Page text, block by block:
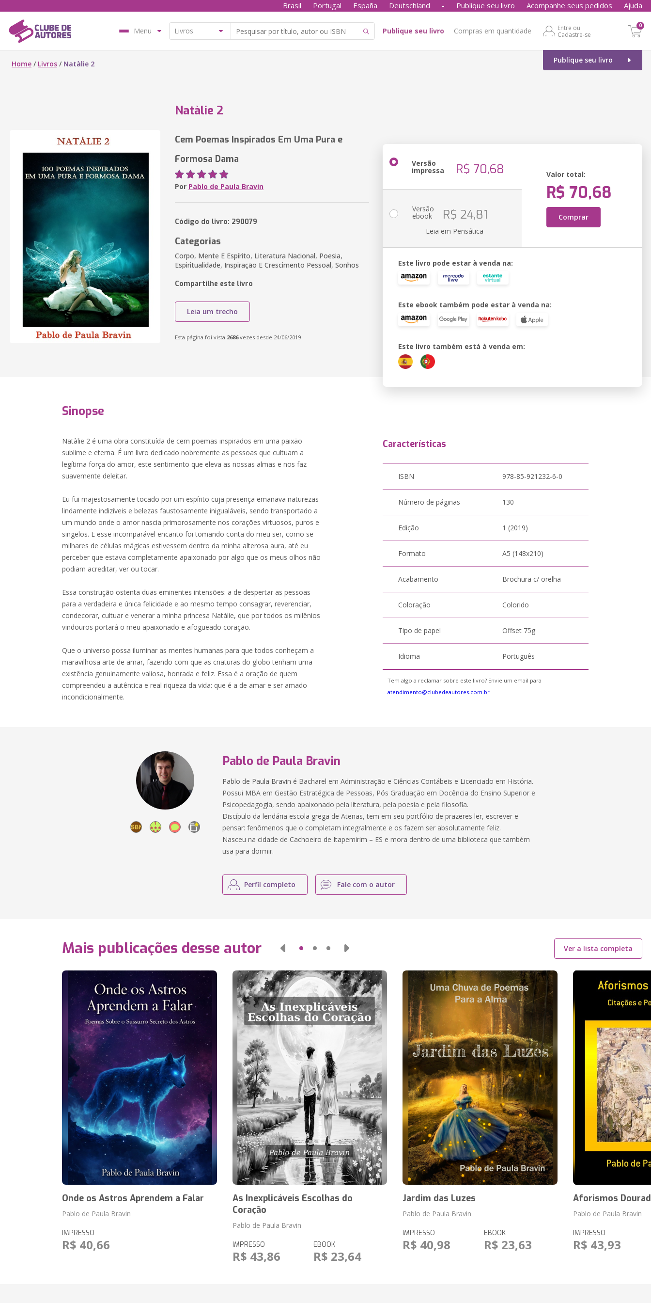
Brasil Portugal España Deutschland - Publique seu livro Acompanhe seus pedidos Ajuda
Menu Publique seu livro Compras em quantidade
Entre ou
Cadastre-se
0
Publique seu livro
Home / Livros / Natàlie 2
Natàlie 2
Cem Poemas Inspirados Em Uma Pura e
Formosa Dama
Por Pablo de Paula Bravin
Código do livro: 290079
Categorias
Corpo, Mente E Espírito, Literatura Nacional, Poesia,
Espiritualidade, Inspiração E Crescimento Pessoal, Sonhos
Compartilhe este livro
Leia um trecho
Esta página foi vista 2686vezes desde 24/06/2019
Versão
impressa R$ 70,68 Valor total:
R$ 70,68
Comprar
Versão
ebook R$ 24,81
Leia em Pensática
Este livro pode estar à venda na:
Este ebook também pode estar à venda na:
Este livro também está à venda em:
Sinopse
Natàlie 2 é uma obra constituída de cem poemas inspirados em uma paixão
sublime e eterna. É um livro dedicado nobremente as pessoas que cultuam a
legítima força do amor, este sentimento que eleva as nossas almas e nos faz
suavemente deleitar.
Eu fui majestosamente tocado por um espírito cuja presença emanava naturezas
lindamente indizíveis e belezas faustosamente inigualáveis, sendo transportado a
um mundo onde o amor nascia primorosamente nos corações virtuosos, puros e
singelos. E esse incomparável encanto foi tomando conta do meu ser, como se
milhares de células mágicas estivessem dentro da minha alterosa aura, até eu
perceber que estava completamente apaixonado por algo que os meus olhos não
podiam acreditar, ver ou tocar.
Essa construção ostenta duas eminentes intensões: a de despertar as pessoas
para a verdadeira e única felicidade e ao mesmo tempo consagrar, reverenciar,
condecorar, cultuar e venerar a minha princesa Natàlie, que por todos os milênios
vindouros portará o meu apaixonado e afogueado coração.
Que o universo possa iluminar as mentes humanas para que todos conheçam a
maravilhosa arte de amar, fazendo com que as criaturas do globo tenham uma
existência genuinamente valiosa, honrada e feliz. Essa é a oração de quem
compreendeu a autêntica e real riqueza da vida: que é a de amar e ser amado
incondicionalmente.
Características
ISBN 978-85-921232-6-0
Número de páginas 130
Edição 1 (2019)
Formato A5 (148x210)
Acabamento Brochura c/ orelha
Coloração Colorido
Tipo de papel Offset 75g
Idioma Português
Tem algo a reclamar sobre este livro? Envie um email para
atendimento@clubedeautores.com.br
Pablo de Paula Bravin
Pablo de Paula Bravin é Bacharel em Administração e Ciências Contábeis e Licenciado em História.
Possui MBA em Gestão Estratégica de Pessoas, Pós Graduação em Docência do Ensino Superior e
Psicopedagogia, sendo apaixonado pela literatura, pela poesia e pela filosofia.
Discípulo da lendária escola grega de Atenas, tem em seu portfólio de prazeres ler, escrever e
pensar: fenômenos que o completam integralmente e os fazem ser absolutamente feliz.
Nasceu na cidade de Cachoeiro de Itapemirim – ES e mora dentro de uma biblioteca que também
usa para dormir.
Perfil completo Fale com o autor
Mais publicações desse autor Ver a lista completa
Onde os Astros Aprendem a Falar
Pablo de Paula Bravin
IMPRESSO
R$ 40,66
As Inexplicáveis Escolhas do
Coração
Pablo de Paula Bravin
IMPRESSO
R$ 43,86
EBOOK
R$ 23,64
Jardim das Luzes
Pablo de Paula Bravin
IMPRESSO
R$ 40,98
EBOOK
R$ 23,63
Aforismos
Pablo de Paula Bravin
IMPRESSO
R$ 43,93